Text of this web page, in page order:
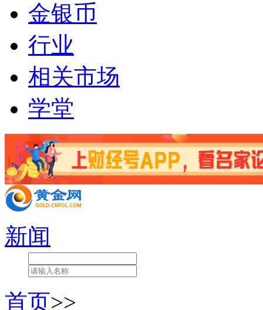
金银币
行业
相关市场
学堂
新闻
首页>>